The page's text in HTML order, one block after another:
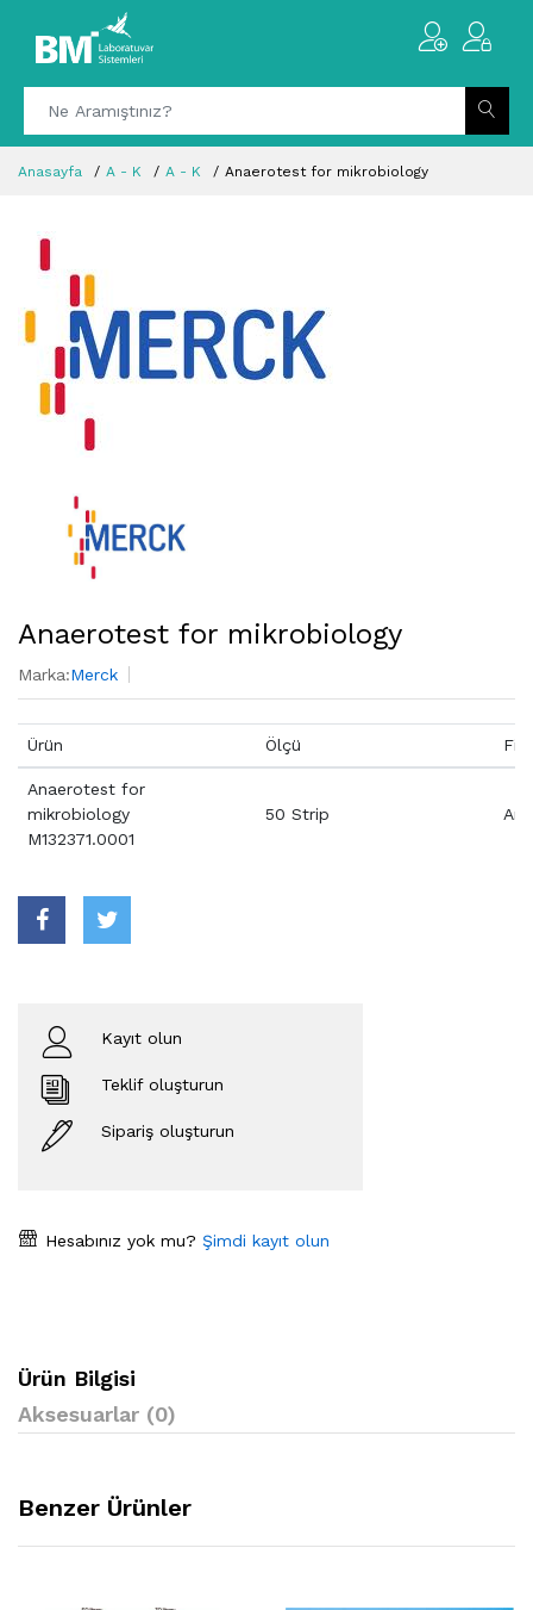
Anasayfa A - K A - K Anaerotest for mikrobiology
Anaerotest for mikrobiology
Marka:Merck
Ürün Ölçü
Anaerotest for
mikrobiology
M132371.0001
50 Strip
Kayıt olun
Teklif oluşturun
Sipariş oluşturun
Hesabınız yok mu? Şimdi kayıt olun
Ürün Bilgisi
Aksesuarlar (0)
Benzer Ürünler